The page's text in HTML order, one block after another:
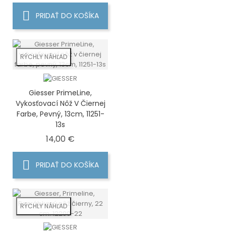
PRIDAŤ DO KOŠÍKA
RÝCHLY NÁHĽAD
Giesser PrimeLine,
Vykosťovací Nôž V Čiernej
Farbe, Pevný, 13cm, 11251-
13s
14,00 €
PRIDAŤ DO KOŠÍKA
RÝCHLY NÁHĽAD